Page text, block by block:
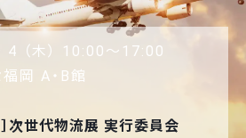
4 （木）
10:00～17:00
福岡 A・B館
］次世代物流展 実行委員会